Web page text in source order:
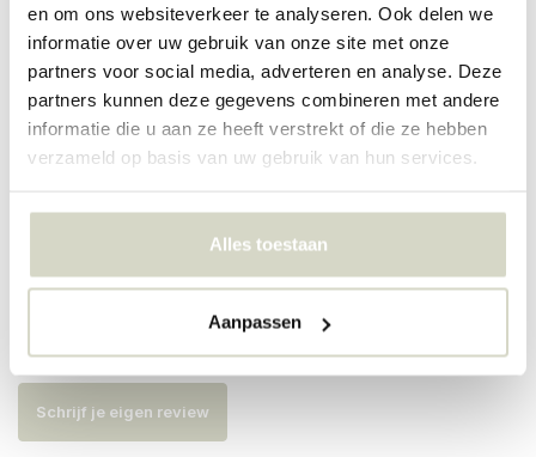
en om ons websiteverkeer te analyseren. Ook delen we
informatie over uw gebruik van onze site met onze
partners voor social media, adverteren en analyse. Deze
partners kunnen deze gegevens combineren met andere
informatie die u aan ze heeft verstrekt of die ze hebben
verzameld op basis van uw gebruik van hun services.
Alles toestaan
Aanpassen
PRODUCTSPECIFICATIES
Artikelnummer 82072203
82072203
Reviews
Er zijn nog geen reviews geschreven over dit product..
Schrijf je eigen review